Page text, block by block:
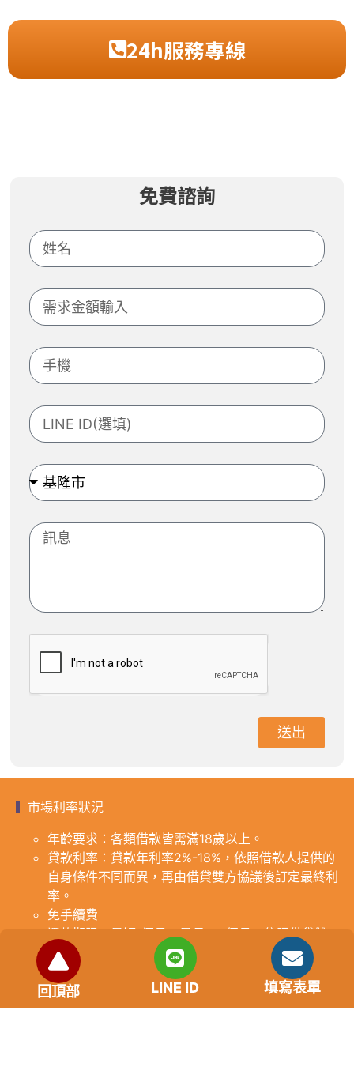
24h服務專線
免費諮詢
送出
市場利率狀況
年齡要求：各類借款皆需滿18歲以上。
貸款利率：貸款年利率2%-18%，依照借款人提供的
自身條件不同而異，再由借貸雙方協議後訂定最終利
率。
免手續費
還款期限：最短1個月，最長180個月，依照借貸雙
方協議而訂。
範例試算：小明急需現金10萬元，經多方比較利率
後選定金主，雙方簽定於36個月內須還清借款，年
利率12%計算，每月利息1000元，無須手續費。
回頂部 LINE ID 填寫表單